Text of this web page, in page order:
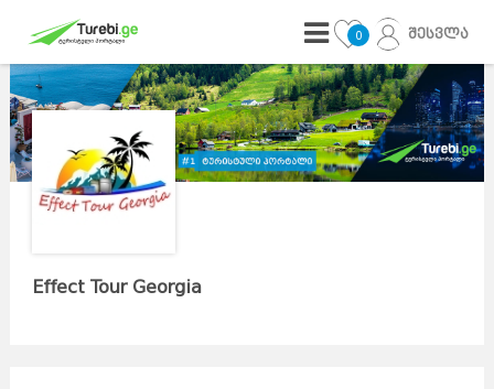
0 შესვლა
Effect Tour Georgia